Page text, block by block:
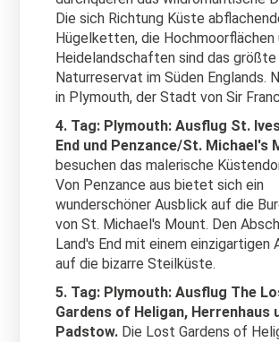
Die sich Richtung Küste
Hügelketten, die Hochmoorflächen
Heidelandschaften sind das größte
Naturreservat im Süden Englands.
in Plymouth, der Stadt von Sir
4. Tag: Plymouth: Ausflug St.
End und Penzance/St. Michael's
besuchen das malerische
Von Penzance aus bietet sich ein
wunderschöner Ausblick auf die
von St. Michael's Mount. Den
Land's End mit einem einzigartigen
auf die bizarre Steilküste.
5. Tag: Plymouth: Ausflug The
Gardens of Heligan, Herrenhaus
Padstow. Die Lost Gardens of